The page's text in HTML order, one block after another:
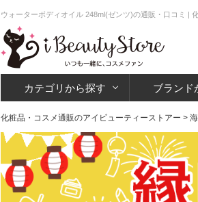
ウォーターボディオイル 248ml(ゼンツ)の通販・口コミ |
カテゴリから探す ブランド
化粧品・コスメ通販のアイビューティーストアー >